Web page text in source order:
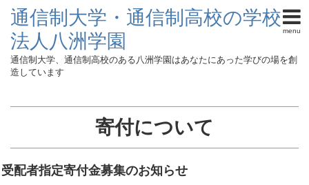
menu
通信制大学・通信制高校の学校
法人八洲学園
通信制大学、通信制高校のある八洲学園はあなたにあった学びの場を創
造しています
寄付について
受配者指定寄付金募集のお知らせ